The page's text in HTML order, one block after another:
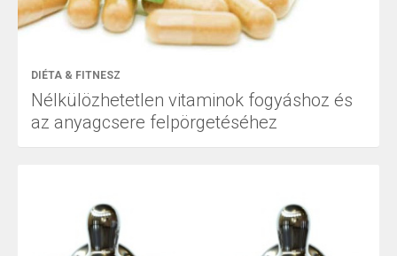
DIÉTA & FITNESZ
Nélkülözhetetlen vitaminok fogyáshoz és
az anyagcsere felpörgetéséhez